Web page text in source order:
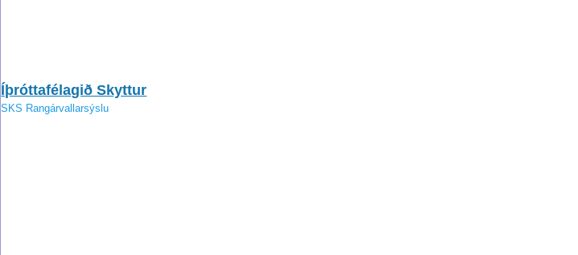
Íþróttafélagið Skyttur
SKS Rangárvallarsýslu